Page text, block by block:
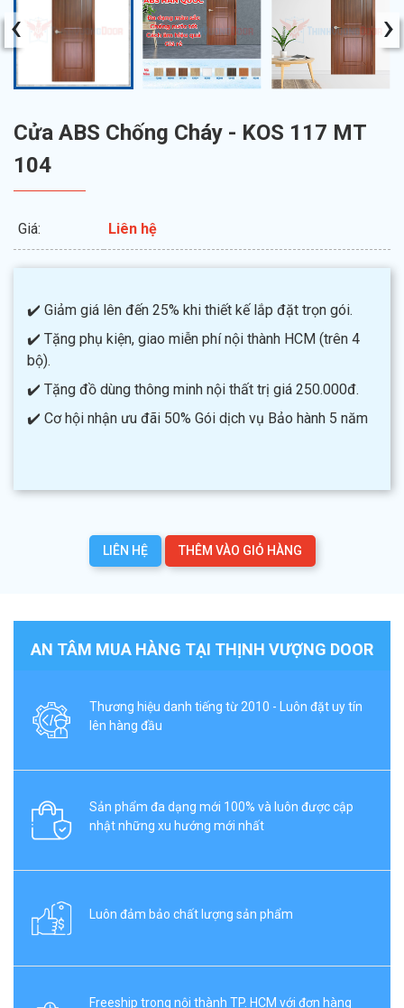
‹ ›
Cửa ABS Chống Cháy - KOS 117 MT
104
Giá: Liên hệ
✔️ Giảm giá lên đến 25% khi thiết kế lắp đặt trọn gói.
✔️ Tặng phụ kiện, giao miễn phí nội thành HCM (trên 4
bộ).
✔️ Tặng đồ dùng thông minh nội thất trị giá 250.000đ.
✔️ Cơ hội nhận ưu đãi 50% Gói dịch vụ Bảo hành 5 năm
LIÊN HỆ THÊM VÀO GIỎ HÀNG
AN TÂM MUA HÀNG TẠI THỊNH VƯỢNG DOOR
Thương hiệu danh tiếng từ 2010 - Luôn đặt uy tín
lên hàng đầu
Sản phẩm đa dạng mới 100% và luôn được cập
nhật những xu hướng mới nhất
Luôn đảm bảo chất lượng sản phẩm
Freeship trong nội thành TP. HCM với đơn hàng